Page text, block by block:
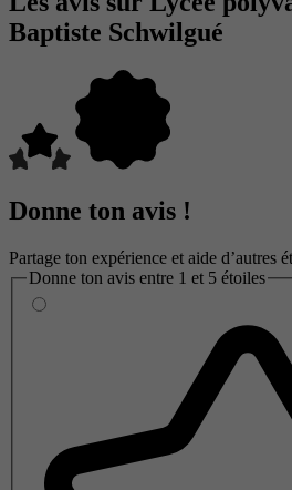
Baptiste Schwilgué
Donne ton avis !
Partage ton expérience et aide d’autres
Donne ton avis entre 1 et 5 étoiles